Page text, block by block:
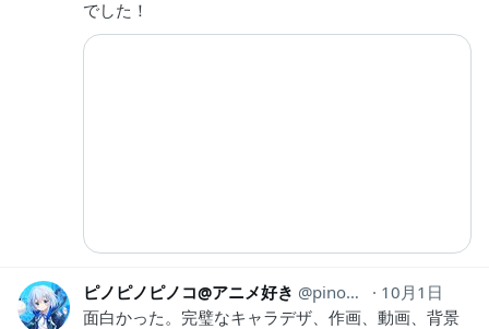
でした！
ピノピノピノコ@アニメ好き pinopinopino369
10月1日
面白かった。完璧なキャラデザ、作画、動画、背景